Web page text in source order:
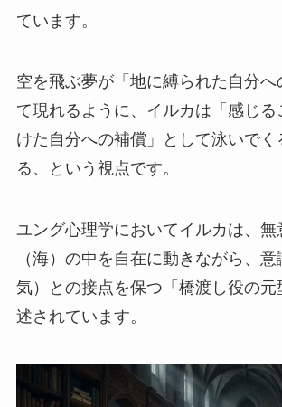
ています。
空を飛ぶ夢が「地に縛られた自分へ
て現れるように、イルカは「感じる
けた自分への補償」として泳いでく
る、という視点です。
ユング心理学においてイルカは、無
（海）の中を自在に動きながら、
気）との接点を保つ「橋渡し役の元
述されています。